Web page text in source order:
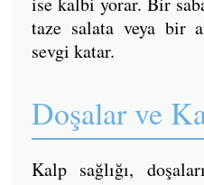
taze salata veya bir
sevgi katar.
Doşalar ve
Kalp sağlığı,